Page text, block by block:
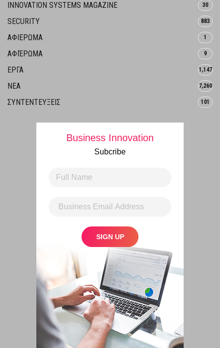
INNOVATION SYSTEMS MAGAZINE 30
SECURITY 883
ΑΦΙΕΡΩΜΑ 1
ΑΦΙΈΡΩΜΑ 9
ΕΡΓΑ 1,147
ΝΕΑ 7,260
ΣΥΝΤΕΝΤΕΥΞΕΙΣ 101
Business Innovation
Subcribe